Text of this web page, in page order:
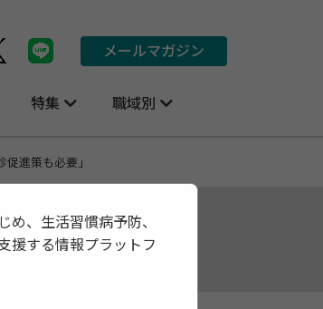
特集 職域別
メールマガジン
進策も必要」
の受診
め、生活習慣病予防、
援する情報プラットフ